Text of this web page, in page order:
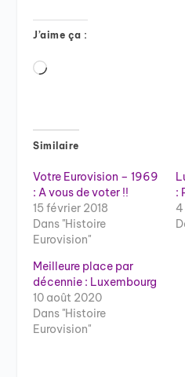
J’aime ça :
Chargement…
Similaire
Votre Eurovision – 1969
: A vous de voter !!
15 février 2018
Dans "Histoire
Eurovision"
:
4
Meilleure place par
décennie : Luxembourg
10 août 2020
Dans "Histoire
Eurovision"